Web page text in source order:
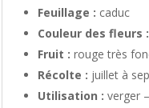
Feuillage : caduc
Couleur des fleurs
Fruit :rouge très
Récolte : juillet à
Utilisation :verger